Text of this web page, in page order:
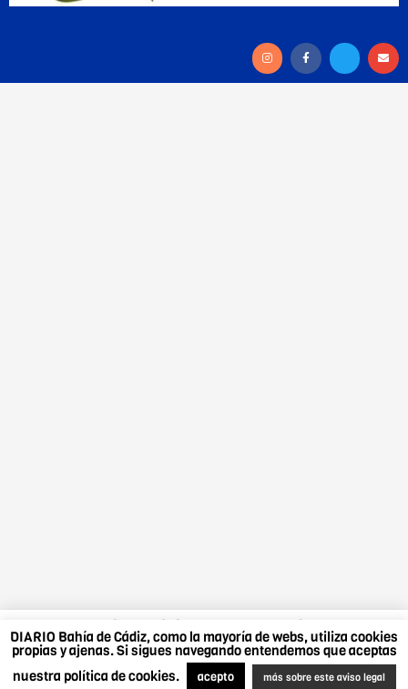
DIARIO Bahía de Cádiz, como la mayoría de webs, utiliza cookies
propias y ajenas. Si sigues navegando entendemos que aceptas
nuestra política de cookies.
acepto más sobre este aviso legal
DIARIO Bahía de Cádiz, como la mayoría de webs,
utiliza cookies propias y ajenas. Si sigues navegando
entendemos que aceptas nuestra política de cookies.
Más sobre este aviso legal
Acepto